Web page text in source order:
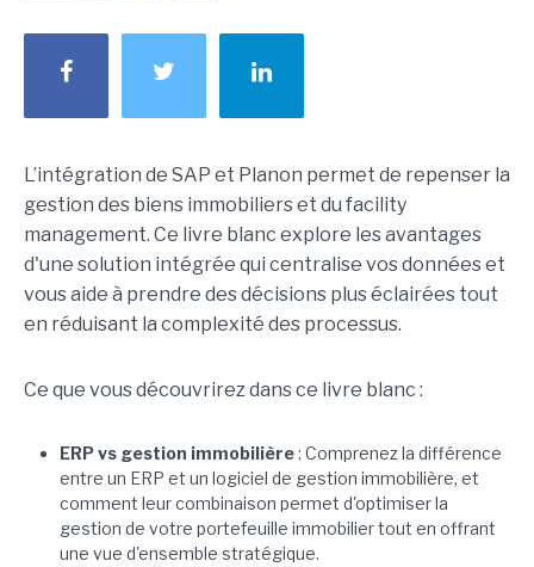
L’intégration de SAP et Planon permet de repenser la
gestion des biens immobiliers et du facility
management. Ce livre blanc explore les avantages
d'une solution intégrée qui centralise vos données et
vous aide à prendre des décisions plus éclairées tout
en réduisant la complexité des processus.
Ce que vous découvrirez dans ce livre blanc :
ERP vs gestion immobilière: Comprenez la différence
entre un ERP et un logiciel de gestion immobilière, et
comment leur combinaison permet d'optimiser la
gestion de votre portefeuille immobilier tout en offrant
une vue d'ensemble stratégique.